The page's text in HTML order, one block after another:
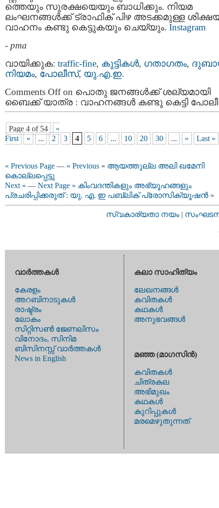
ത്തെയും സുരക്ഷയെയും ബാധിക്കും. നിയമ
ലംഘനങ്ങൾക്ക് ട്രാഫിക് പിഴ അടക്കമുള്ള
വാഹനം കണ്ടു കെട്ടുകയും ചെയ്യും. Instagram
- pma
വായിക്കുക: traffic-fine, കുട്ടികള്‍, ഗതാഗതം,
നിയമം, പോലീസ്‌, യു.എ.ഇ.
Comments Offon പൊതു ജനങ്ങൾക്ക് ശല്യമായി
ബൈക്ക് യാത്ര : വാഹനങ്ങൾ കണ്ടു കെട്ടി
Page 4 of 54
«
First
« ... 2 3 4 5 6 ... 10 20 30 ... » Last »
« Previous Page — « Previous « ആയത്തുല്ല അലി ഖമേനി
കൊല്ലപ്പെട്ടു
Next » — Next Page » കിംവദന്തികളും അഭ്യൂഹങ്ങളും
പ്രചരിപ്പിക്കരുത് : യു. എ. ഇ പബ്ലിക് പ്രോസിക്യൂഷൻ »
സ്വകാര്യതാ നയം |
വാര്‍ത്തകള്‍
കേരളം
അറബിനാടുകള്‍
രാഷ്ട്രം
ലോകം
സിറ്റിസണ്‍ ജേണലിസം
വിനോദം, സിനിമ
ബിസിനസ്സ് വാര്‍ത്തകള്‍
News in English
കലാ സാഹിത്യം
ലേഖനങ്ങള്‍
കവിതകള്‍
കഥകള്‍
അനുഭവങ്ങള്‍
മഞ്ഞ (മാഗസിന്‍)
കവിതകള്‍
ചിത്രകല
അഭിമുഖം
കഥകള്‍
കുറിപ്പുകള്‍
മരമെഴുതുന്നത്